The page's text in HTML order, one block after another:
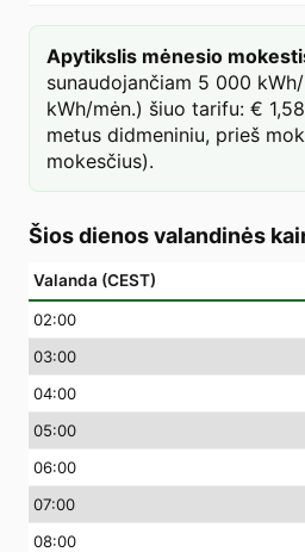
Apytikslis mėnesio
sunaudojančiam 5 000
kWh/mėn.) šiuo tarifu: €
metus didmeniniu, prieš
mokesčius).
Šios dienos valandinės
Valanda (CEST)
02:00
03:00
04:00
05:00
06:00
07:00
08:00